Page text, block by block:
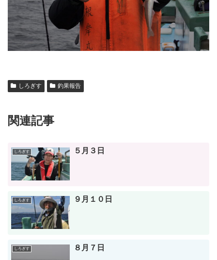
しろぎす 釣果報告
関連記事
しろぎす ５月３日
しろぎす ９月１０日
しろぎす ８月７日